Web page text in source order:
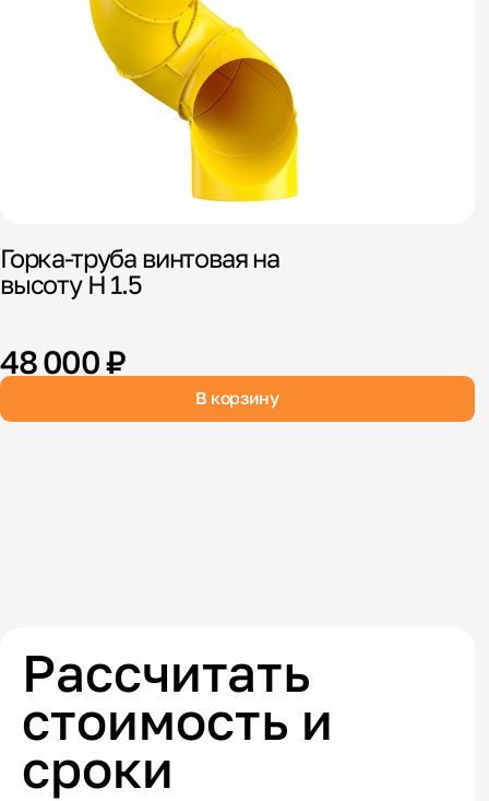
Горка-труба винтовая на
высоту H 1.5
48 000 ₽
В корзину
Рассчитать
стоимость и
сроки